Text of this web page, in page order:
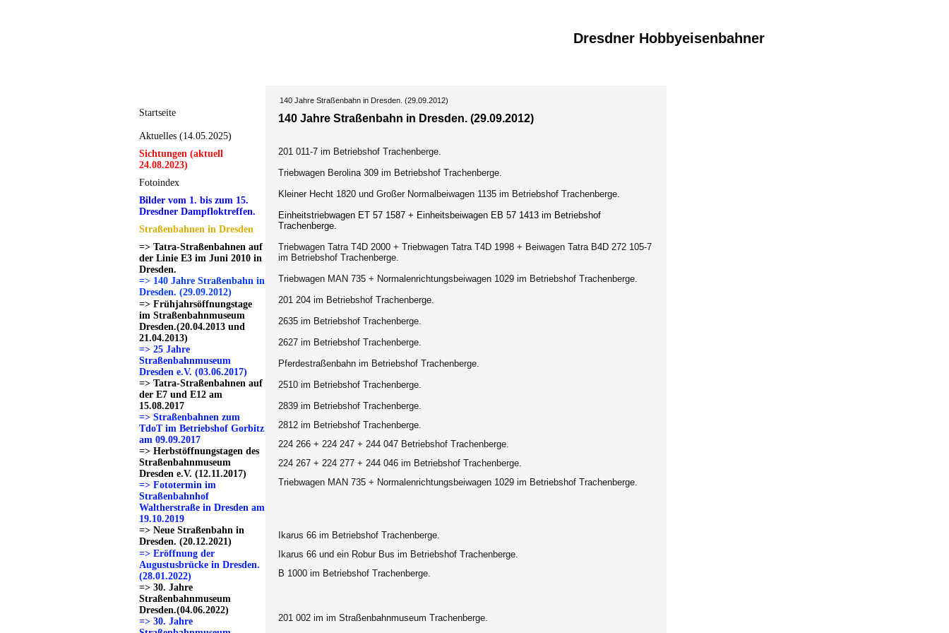
Dresdner Hobbyeisenbahner
Startseite
Aktuelles (14.05.2025)
Sichtungen (aktuell
24.08.2023)
Fotoindex
Bilder vom 1. bis zum 15.
Dresdner Dampfloktreffen.
Straßenbahnen in Dresden
=> Tatra-Straßenbahnen auf
der Linie E3 im Juni 2010 in
Dresden.
=> 140 Jahre Straßenbahn in
Dresden. (29.09.2012)
=> Frühjahrsöffnungstage
im Straßenbahnmuseum
Dresden.(20.04.2013 und
21.04.2013)
=> 25 Jahre
Straßenbahnmuseum
Dresden e.V. (03.06.2017)
=> Tatra-Straßenbahnen auf
der E7 und E12 am
15.08.2017
=> Straßenbahnen zum
TdoT im Betriebshof Gorbitz
am 09.09.2017
=> Herbstöffnungstagen des
Straßenbahnmuseum
Dresden e.V. (12.11.2017)
=> Fototermin im
Straßenbahnhof
Waltherstraße in Dresden am
19.10.2019
=> Neue Straßenbahn in
Dresden. (20.12.2021)
=> Eröffnung der
Augustusbrücke in Dresden.
(28.01.2022)
=> 30. Jahre
Straßenbahnmuseum
Dresden.(04.06.2022)
=> 30. Jahre
140 Jahre Straßenbahn in Dresden. (29.09.2012)
140 Jahre Straßenbahn in Dresden. (29.09.2012)
201 011-7 im Betriebshof Trachenberge.
Triebwagen Berolina 309 im Betriebshof Trachenberge.
Kleiner Hecht 1820 und Großer Normalbeiwagen 1135 im Betriebshof Trachenberge.
Einheitstriebwagen ET 57 1587 + Einheitsbeiwagen EB 57 1413 im Betriebshof
Trachenberge.
Triebwagen Tatra T4D 2000 + Triebwagen Tatra T4D 1998 + Beiwagen Tatra B4D 272 105-7
im Betriebshof Trachenberge.
Triebwagen MAN 735 + Normalenrichtungsbeiwagen 1029 im Betriebshof Trachenberge.
201 204 im Betriebshof Trachenberge.
2635 im Betriebshof Trachenberge.
2627 im Betriebshof Trachenberge.
Pferdestraßenbahn im Betriebshof Trachenberge.
2510 im Betriebshof Trachenberge.
2839 im Betriebshof Trachenberge.
2812 im Betriebshof Trachenberge.
224 266 + 224 247 + 244 047 Betriebshof Trachenberge.
224 267 + 224 277 + 244 046 im Betriebshof Trachenberge.
Triebwagen MAN 735 + Normalenrichtungsbeiwagen 1029 im Betriebshof Trachenberge.
Ikarus 66 im Betriebshof Trachenberge.
Ikarus 66 und ein Robur Bus im Betriebshof Trachenberge.
B 1000 im Betriebshof Trachenberge.
201 002 im im Straßenbahnmuseum Trachenberge.